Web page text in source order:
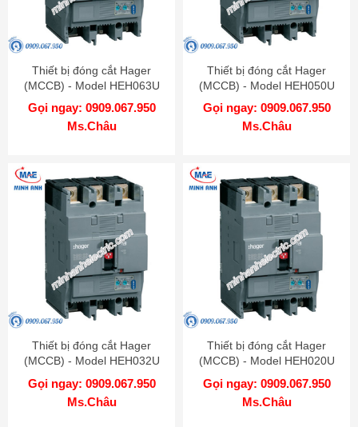
Thiết bị đóng cắt Hager
(MCCB) - Model HEH063U
Gọi ngay: 0909.067.950
Ms.Châu
Thiết bị đóng cắt Hager
(MCCB) - Model HEH050U
Gọi ngay: 0909.067.950
Ms.Châu
Thiết bị đóng cắt Hager
(MCCB) - Model HEH032U
Gọi ngay: 0909.067.950
Ms.Châu
Thiết bị đóng cắt Hager
(MCCB) - Model HEH020U
Gọi ngay: 0909.067.950
Ms.Châu